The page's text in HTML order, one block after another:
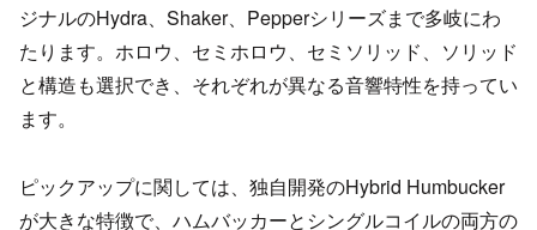
ジナルのHydra、Shaker、Pepperシリーズまで多岐にわ
たります。ホロウ、セミホロウ、セミソリッド、ソリッド
と構造も選択でき、それぞれが異なる音響特性を持ってい
ます。
ピックアップに関しては、独自開発のHybrid Humbucker
が大きな特徴で、ハムバッカーとシングルコイルの両方の